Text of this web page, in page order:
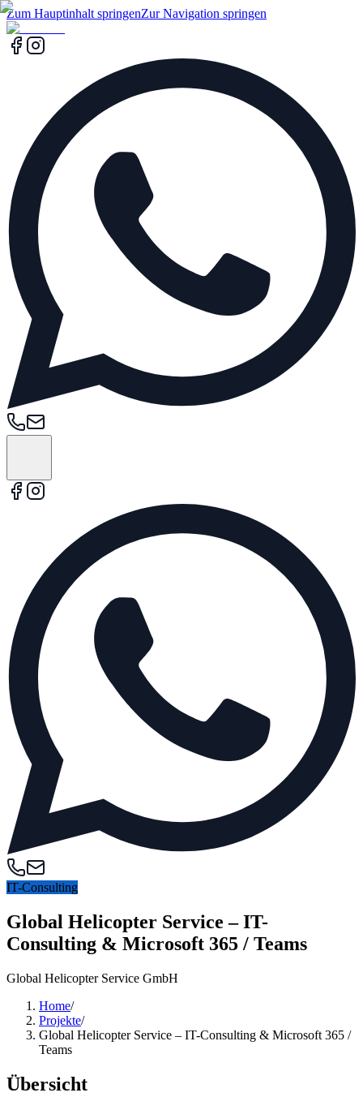
Zum Hauptinhalt springenZur Navigation springen
IT-Consulting
Global Helicopter Service – IT-
Consulting & Microsoft 365 / Teams
Global Helicopter Service GmbH
Home/
Projekte/
Global Helicopter Service – IT-Consulting & Microsoft 365 /
Teams
Übersicht